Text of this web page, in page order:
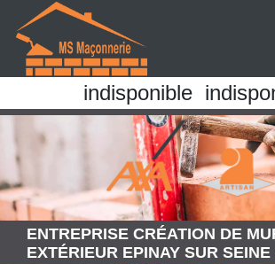
indisponible
ENTREPRISE CRÉATION DE
EXTÉRIEUR EPINAY SUR SEINE